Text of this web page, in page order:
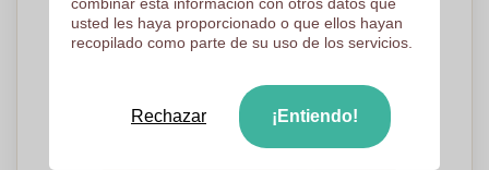
usted les haya proporcionado o que ellos hayan
recopilado como parte de su uso de los servicios.
Rechazar ¡Entiendo!